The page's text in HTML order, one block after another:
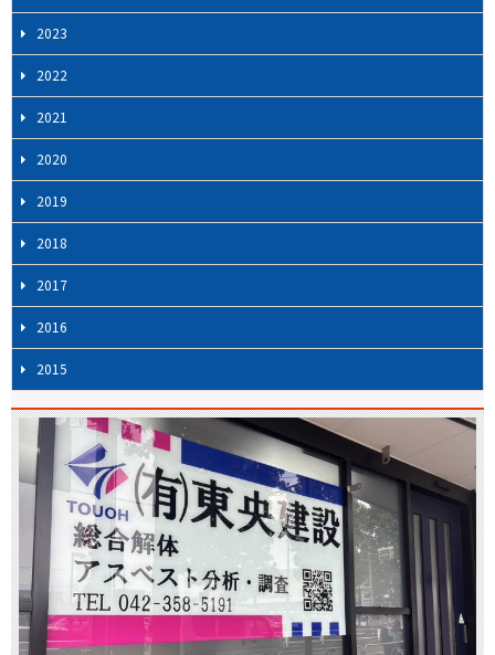
シ
ョ
ン
2023
2022
2021
2020
2019
2018
2017
2016
2015